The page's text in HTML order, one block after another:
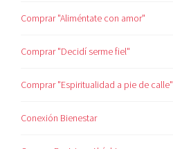
Comprar "Aliméntate con amor"
Comprar "Decidí serme fiel"
Comprar "Espiritualidad a pie de calle"
Conexión Bienestar